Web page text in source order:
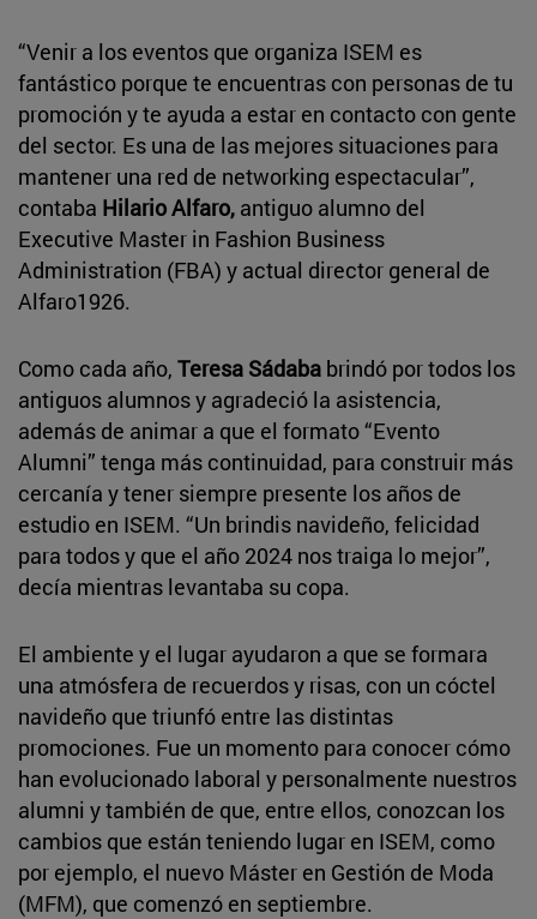
“Venir a los eventos que organiza ISEM es
fantástico porque te encuentras con personas de tu
promoción y te ayuda a estar en contacto con gente
del sector. Es una de las mejores situaciones para
mantener una red de networking espectacular”,
contaba Hilario Alfaro, antiguo alumno del
Executive Master in Fashion Business
Administration (FBA) y actual director general de
Alfaro1926.
Como cada año, Teresa Sádaba brindó por todos los
antiguos alumnos y agradeció la asistencia,
además de animar a que el formato “Evento
Alumni” tenga más continuidad, para construir más
cercanía y tener siempre presente los años de
estudio en ISEM. “Un brindis navideño, felicidad
para todos y que el año 2024 nos traiga lo mejor”,
decía mientras levantaba su copa.
El ambiente y el lugar ayudaron a que se formara
una atmósfera de recuerdos y risas, con un cóctel
navideño que triunfó entre las distintas
promociones. Fue un momento para conocer cómo
han evolucionado laboral y personalmente nuestros
alumni y también de que, entre ellos, conozcan los
cambios que están teniendo lugar en ISEM, como
por ejemplo, el nuevo Máster en Gestión de Moda
(MFM), que comenzó en septiembre.